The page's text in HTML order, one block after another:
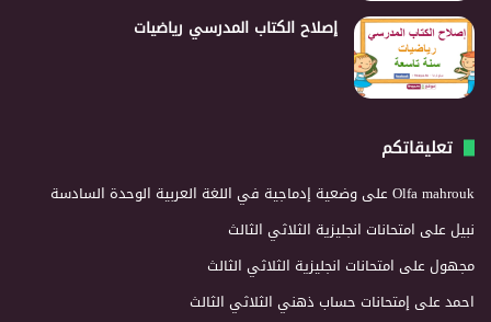
إصلاح الكتاب المدرسي رياضيات
تعليقاتكم
Olfa mahroukعلى وضعية إدماجية في اللغة العربية الوحدة السادسة
نبيلعلى امتحانات انجليزية الثلاثي الثالث
مجهولعلى امتحانات انجليزية الثلاثي الثالث
احمدعلى إمتحانات حساب ذهني الثلاثي الثالث